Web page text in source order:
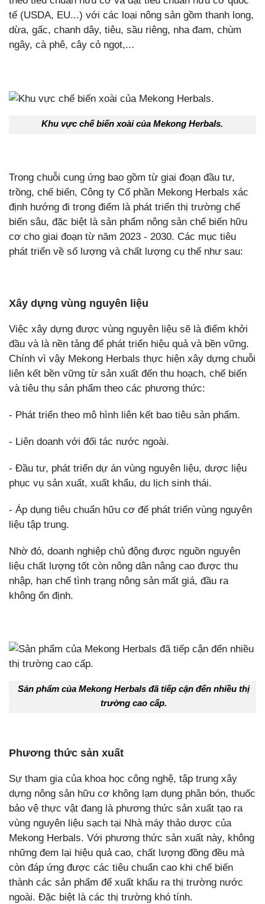
tế (USDA, EU...) với các loại nông sản gồm thanh long,
dừa, gấc, chanh dây, tiêu, sầu riêng, nha đam, chùm
ngây, cà phê, cây cỏ ngọt,...
Khu vực chế biến xoài của Mekong Herbals.
Trong chuỗi cung ứng bao gồm từ giai đoạn đầu tư,
trồng, chế biến, Công ty Cổ phần Mekong Herbals xác
định hướng đi trọng điểm là phát triển thị trường chế
biến sâu, đặc biệt là sản phẩm nông sản chế biến hữu
cơ cho giai đoạn từ năm 2023 - 2030. Các mục tiêu
phát triển về số lượng và chất lượng cụ thể như sau:
Xây dựng vùng nguyên liệu
Việc xây dựng được vùng nguyên liệu sẽ là điểm khởi
đầu và là nền tảng để phát triển hiệu quả và bền vững.
Chính vì vậy Mekong Herbals thực hiện xây dựng chuỗi
liên kết bền vững từ sản xuất đến thu hoạch, chế biến
và tiêu thụ sản phẩm theo các phương thức:
- Phát triển theo mô hình liên kết bao tiêu sản phẩm.
- Liên doanh với đối tác nước ngoài.
- Đầu tư, phát triển dự án vùng nguyên liệu, dược liệu
phục vụ sản xuất, xuất khẩu, du lịch sinh thái.
- Áp dụng tiêu chuẩn hữu cơ để phát triển vùng nguyên
liệu tập trung.
Nhờ đó, doanh nghiệp chủ động được nguồn nguyên
liệu chất lượng tốt còn nông dân nâng cao được thu
nhập, hạn chế tình trạng nông sản mất giá, đầu ra
không ổn định.
Sản phẩm của Mekong Herbals đã tiếp cận đến nhiều thị
trường cao cấp.
Phương thức sản xuất
Sự tham gia của khoa học công nghệ, tập trung xây
dựng nông sản hữu cơ không lạm dụng phân bón, thuốc
bảo vệ thực vật đang là phương thức sản xuất tạo ra
vùng nguyên liệu sạch tại Nhà máy thảo dược của
Mekong Herbals. Với phương thức sản xuất này, không
những đem lại hiệu quả cao, chất lượng đồng đều mà
còn đáp ứng được các tiêu chuẩn cao khi chế biến
thành các sản phẩm để xuất khẩu ra thị trường nước
ngoài. Đặc biệt là các thị trường khó tính.